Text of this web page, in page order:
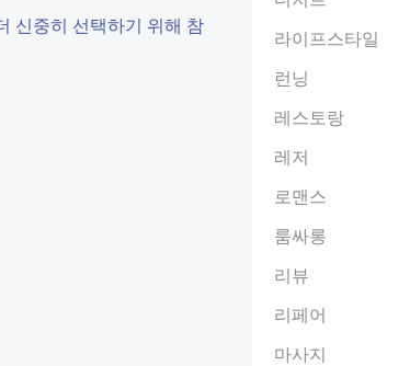
신중히 선택하기 위해 참
라이프스타일
런닝
레스토랑
레저
로맨스
룸싸롱
리뷰
리페어
마사지